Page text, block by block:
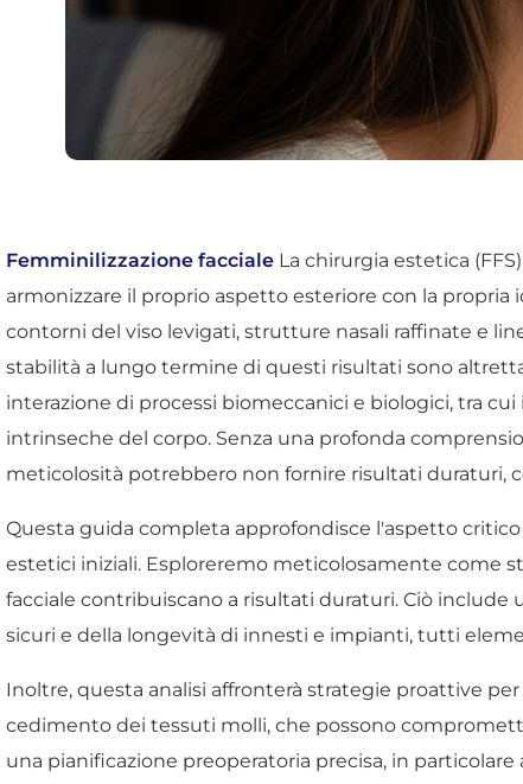
Femminilizzazione facciale La chirurgia estetica
armonizzare il proprio aspetto esteriore con la
contorni del viso levigati, strutture nasali raffinate e
stabilità a lungo termine di questi risultati sono
interazione di processi biomeccanici e biologici, tra
intrinseche del corpo. Senza una profonda
meticolosità potrebbero non fornire risultati duraturi,
Questa guida completa approfondisce l'aspetto
estetici iniziali. Esploreremo meticolosamente come
facciale contribuiscano a risultati duraturi. Ciò
sicuri e della longevità di innesti e impianti, tutti
Inoltre, questa analisi affronterà strategie proattive
cedimento dei tessuti molli, che possono
una pianificazione preoperatoria precisa, in